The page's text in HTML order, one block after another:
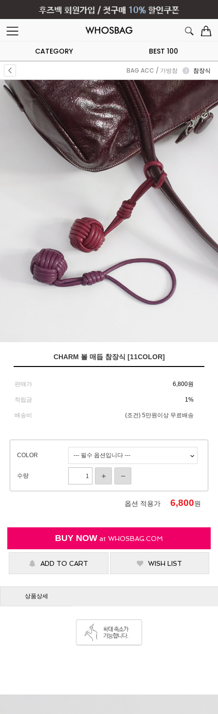
CATEGORY BEST 100
BAG ACC / 가방참 참장식
CHARM 볼 매듭 참장식 [11COLOR]
판매가 6,800원
적립금 1%
배송비 (조건) 5만원이상 무료배송
COLOR
수량
옵션 적용가 6,800원
BUY NOW at WHOSBAG.COM
ADD TO CART WISH LIST
상품상세